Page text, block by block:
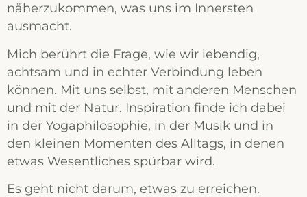
näherzukommen, was uns im Innersten
ausmacht.
Mich berührt die Frage, wie wir lebendig,
achtsam und in echter Verbindung leben
können. Mit uns selbst, mit anderen Menschen
und mit der Natur. Inspiration finde ich dabei
in der Yogaphilosophie, in der Musik und in
den kleinen Momenten des Alltags, in denen
etwas Wesentliches spürbar wird.
Es geht nicht darum, etwas zu erreichen.